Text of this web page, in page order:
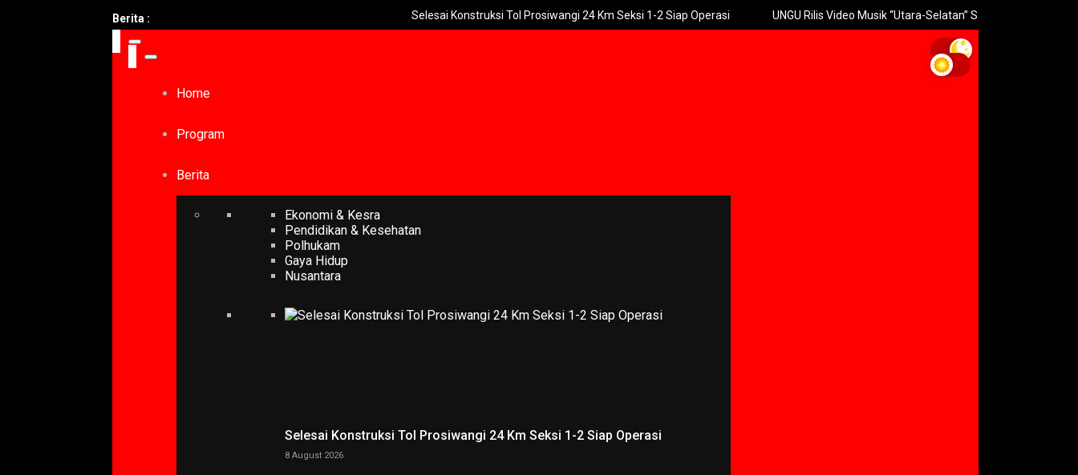
Berita : Selesai Konstruksi Tol Prosiwangi 24 Km Seksi 1-2 Siap Operasi UNGU Rilis Video Musik “Utara-Selatan” Sambut Konser 30 Tahun
Home
Program
Berita
Ekonomi & Kesra
Pendidikan & Kesehatan
Polhukam
Gaya Hidup
Nusantara
Selesai Konstruksi Tol Prosiwangi 24 Km Seksi 1-2 Siap Operasi
8 August 2026